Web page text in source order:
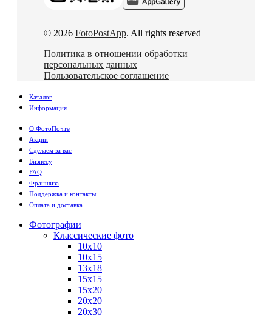
© 2026 FotoPostApp. All rights reserved
Политика в отношении обработки
персональных данных
Пользовательское соглашение
Каталог
Информация
О ФотоПочте
Акции
Сделаем за вас
Бизнесу
FAQ
Франшиза
Поддержка и контакты
Оплата и доставка
Фотографии
Классические фото
10х10
10х15
13х18
15х15
15х20
20х20
20х30